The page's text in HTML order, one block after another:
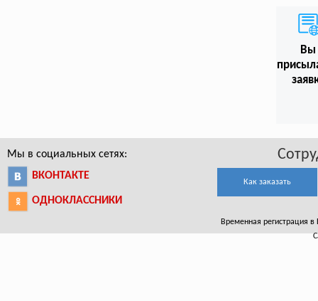
Вы
Мы в социальных сетях:
ВКОНТАКТЕ
ОДНОКЛАССНИКИ
Как заказать
Временная регистрация